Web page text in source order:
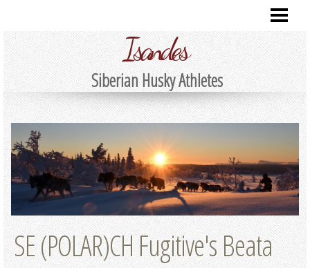
VÅRA VALPAR
NYHETSARKIV
MÅNADENS BILD
VÅRA HUNDAR
OM OSS
KONTAKTA
Isandes
Siberian Husky Athletes
SE (POLAR)CH Fugitive's Beata